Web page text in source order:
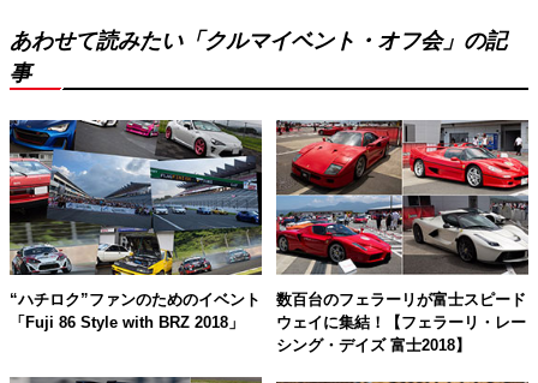
あわせて読みたい「クルマイベント・オフ会」の記
事
“ハチロク”ファンのためのイベント
「Fuji 86 Style with BRZ 2018」
数百台のフェラーリが富士スピード
ウェイに集結！【フェラーリ・レー
シング・デイズ 富士2018】